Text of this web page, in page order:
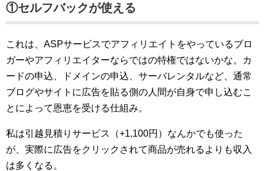
①セルフバックが使える
これは、ASPサービスでアフィリエイトをやっているブロ
ガーやアフィリエイターならではの特権ではないかな。カ
ードの申込、ドメインの申込、サーバレンタルなど、通常
ブログやサイトに広告を貼る側の人間が自身で申し込むこ
とによって恩恵を受ける仕組み。
私は引越見積りサービス（+1,100円）なんかでも使った
が、実際に広告をクリックされて商品が売れるよりも収入
は多くなる。